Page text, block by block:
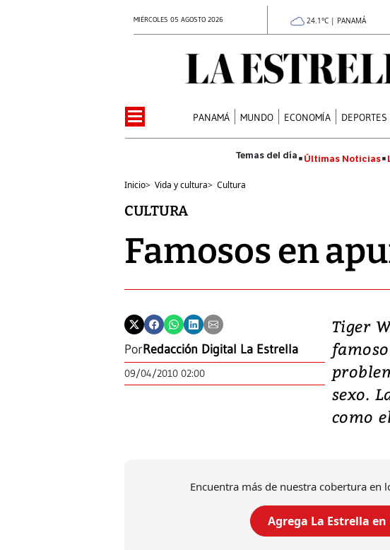
MIÉRCOLES 05 AGOSTO 2026 24.1°C | PANAMÁ
PANAMÁ MUNDO ECONOMÍA DEPORTES
Últimas Noticias
Inicio> Vida y cultura> Cultura
CULTURA
Famosos en
PorRedacción Digital La Estrella
09/04/2010 02:00
Tiger
sexo.
como
Encuentra más de nuestra cobertura en
Agrega La Estrella